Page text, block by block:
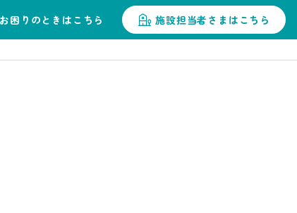
お困りのときはこちら 施設担当者さまはこちら